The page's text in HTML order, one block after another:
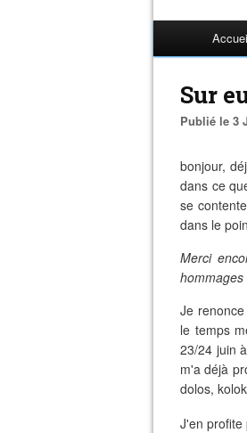
Sur
Publié le 3
bonjour,
dans ce
se
dans le
Merci
Je
le temps
23/24 juin
m'a déjà
dolos,
J'en profite